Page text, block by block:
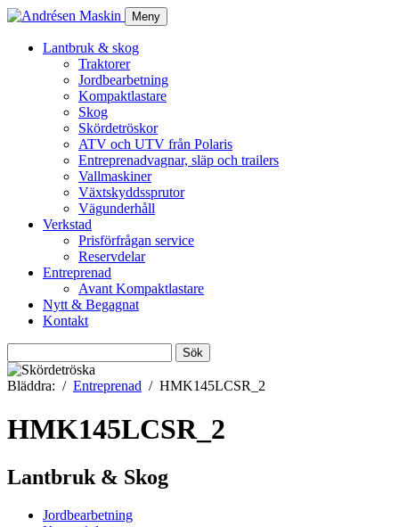
Meny
Lantbruk & skog
Traktorer
Jordbearbetning
Kompaktlastare
Skog
Skördetröskor
ATV och UTV från Polaris
Entreprenadvagnar, släp och trailers
Vallmaskiner
Växtskyddssprutor
Vägunderhåll
Verkstad
Prisförfrågan service
Reservdelar
Entreprenad
Avant Kompaktlastare
Nytt & Begagnat
Kontakt
efter:
Bläddra:
Entreprenad HMK145LCSR_2
HMK145LCSR_2
Lantbruk & Skog
Jordbearbetning